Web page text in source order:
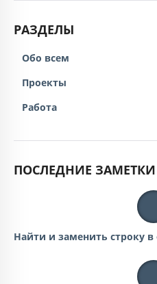
РАЗДЕЛЫ
Обо всем
Проекты
Работа
ПОСЛЕДНИЕ ЗАМЕТКИ
Найти и заменить строку